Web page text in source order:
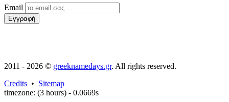
2011 - 2026 © greeknamedays.gr. All rights reserved.
Credits • Sitemap
timezone: (3 hours) - 0.0669s